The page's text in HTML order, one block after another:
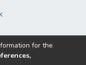
for the